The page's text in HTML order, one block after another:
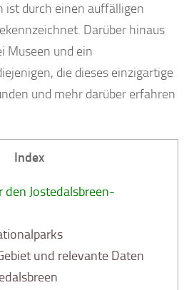
ist durch einen auffälligen
Darüber hinaus
Museen und ein
die dieses einzigartige
und mehr darüber erfahren
Index
Jostedalsbreen-
und relevante Daten